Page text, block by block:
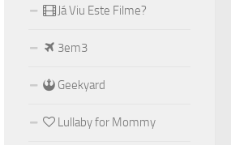
Já Viu Este Filme?
3em3
Geekyard
Lullaby for Mommy